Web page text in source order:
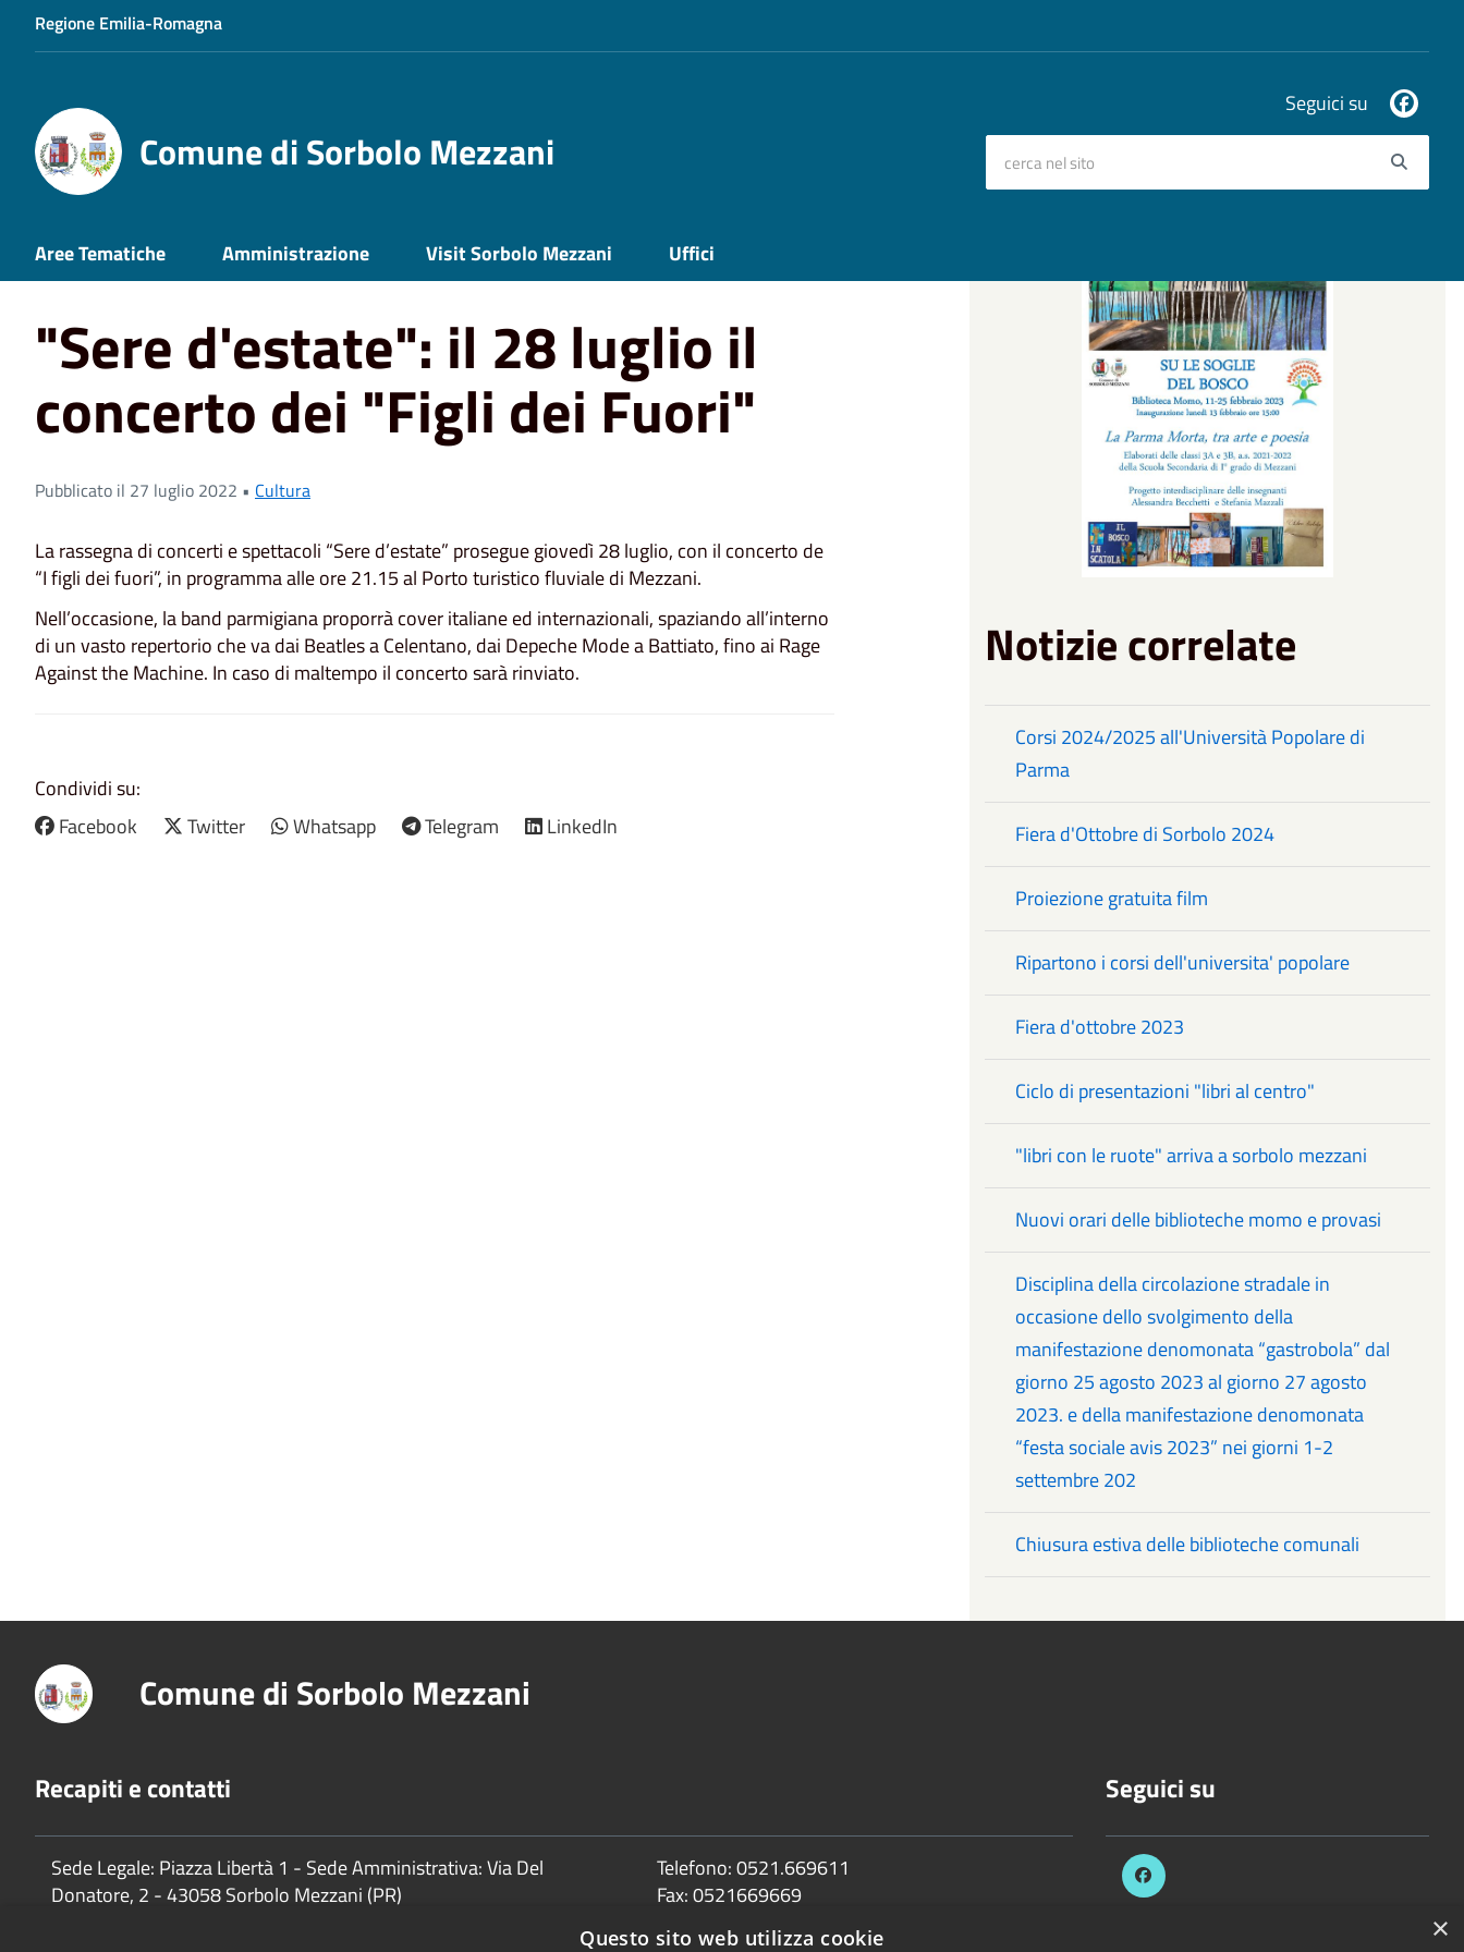
Regione Emilia-Romagna
Comune di Sorbolo Mezzani
Seguici su
Aree Tematiche Amministrazione Visit Sorbolo Mezzani Uffici
Home News "Sere d'estate": il 28 luglio il concerto dei "Figli dei Fuori"
"Sere d'estate": il 28 luglio il
concerto dei "Figli dei Fuori"
Pubblicato il 27 luglio 2022 • Cultura
La rassegna di concerti e spettacoli “Sere d’estate” prosegue giovedì 28 luglio, con il concerto de
“I figli dei fuori”, in programma alle ore 21.15 al Porto turistico fluviale di Mezzani.
Nell’occasione, la band parmigiana proporrà cover italiane ed internazionali, spaziando all’interno
di un vasto repertorio che va dai Beatles a Celentano, dai Depeche Mode a Battiato, fino ai Rage
Against the Machine. In caso di maltempo il concerto sarà rinviato.
Condividi su:
Facebook
Twitter Whatsapp Telegram LinkedIn
Notizie correlate
Corsi 2024/2025 all'Università Popolare di
Parma
Fiera d'Ottobre di Sorbolo 2024
Proiezione gratuita film
Ripartono i corsi dell'universita' popolare
Fiera d'ottobre 2023
Ciclo di presentazioni "libri al centro"
"libri con le ruote" arriva a sorbolo mezzani
Nuovi orari delle biblioteche momo e provasi
Disciplina della circolazione stradale in
occasione dello svolgimento della
manifestazione denomonata “gastrobola” dal
giorno 25 agosto 2023 al giorno 27 agosto
2023. e della manifestazione denomonata
“festa sociale avis 2023” nei giorni 1-2
settembre 202
Chiusura estiva delle biblioteche comunali
Comune di Sorbolo Mezzani
Recapiti e contatti
Sede Legale: Piazza Libertà 1 - Sede Amministrativa: Via Del
Donatore, 2 - 43058 Sorbolo Mezzani (PR)
Telefono:0521.669611
Fax:0521669669
Seguici su
×
Questo sito web utilizza cookie